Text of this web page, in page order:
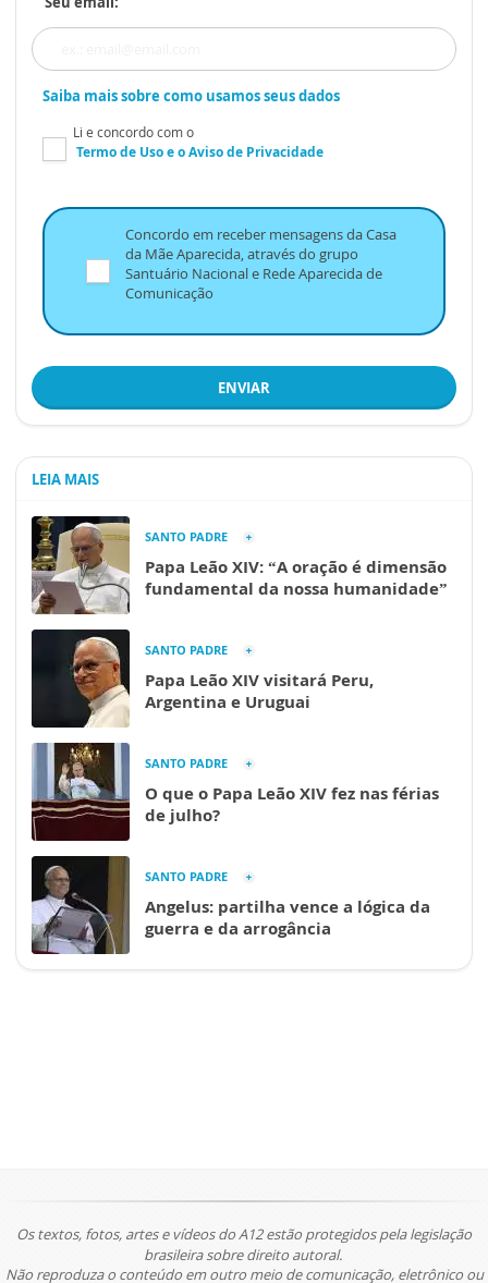
Saiba mais sobre como usamos seus dados
Li e concordo com o
Termo de Usoe oAviso de Privacidade
Concordo em receber mensagens da Casa
da Mãe Aparecida, através do grupo
Santuário Nacional e Rede Aparecida de
Comunicação
ENVIAR
LEIA MAIS
SANTO PADRE
Papa Leão XIV: “A oração é dimensão
fundamental da nossa humanidade”
SANTO PADRE
Papa Leão XIV visitará Peru,
Argentina e Uruguai
SANTO PADRE
O que o Papa Leão XIV fez nas férias
de julho?
SANTO PADRE
Angelus: partilha vence a lógica da
guerra e da arrogância
Os textos, fotos, artes e vídeos do A12 estão protegidos pela legislação
brasileira sobre direito autoral.
Não reproduza o conteúdo em outro meio de comunicação, eletrônico ou